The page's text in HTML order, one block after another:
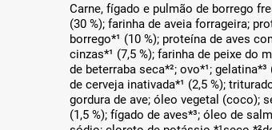
Carne, fígado e pulmão de borrego
(30 %); farinha de aveia forrageira;
borrego*¹ (10 %); proteína de aves
cinzas*¹ (7,5 %); farinha de peixe do
de beterraba seca*²; ovo*¹; gelatina*³
de cerveja inativada*¹ (2,5 %);
gordura de ave; óleo vegetal (coco);
(1,5 %); fígado de aves*³; óleo de